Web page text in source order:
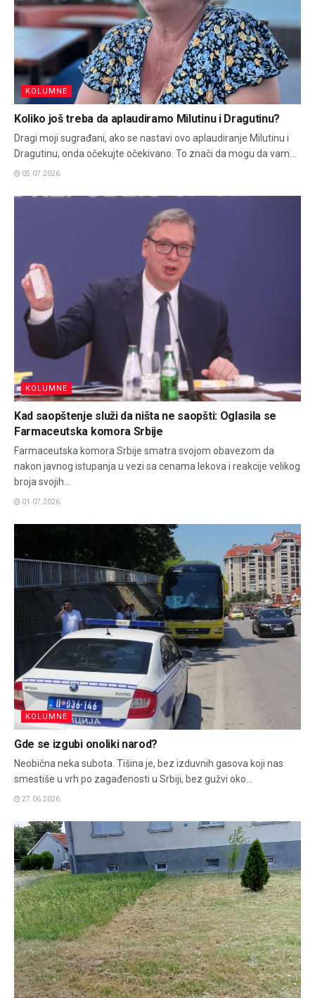
KOLUMNE
Koliko još treba da aplaudiramo Milutinu i Dragutinu?
Dragi moji sugrađani, ako se nastavi ovo aplaudiranje Milutinu i
Dragutinu, onda očekujte očekivano. To znači da mogu da vam...
05.07.2026.
KOLUMNE
Kad saopštenje služi da ništa ne saopšti: Oglasila se
Farmaceutska komora Srbije
Farmaceutska komora Srbije smatra svojom obavezom da
nakon javnog istupanja u vezi sa cenama lekova i reakcije velikog
broja svojih...
01.07.2026.
KOLUMNE
Gde se izgubi onoliki narod?
Neobična neka subota. Tišina je, bez izduvnih gasova koji nas
smestiše u vrh po zagađenosti u Srbiji, bez gužvi oko...
27.06.2026.